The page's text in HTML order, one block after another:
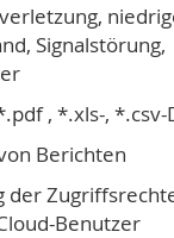
Signalstörung,
pdf , *.xls-, *.csv-
Berichten
der
Benutzer